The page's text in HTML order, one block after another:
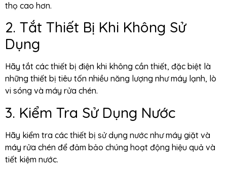
thọ cao hơn.
2. Tắt Thiết Bị Khi Không Sử
Dụng
Hãy tắt các thiết bị điện khi không cần thiết, đặc biệt là
những thiết bị tiêu tốn nhiều năng lượng như máy lạnh, lò
vi sóng và máy rửa chén.
3. Kiểm Tra Sử Dụng Nước
Hãy kiểm tra các thiết bị sử dụng nước như máy giặt và
máy rửa chén để đảm bảo chúng hoạt động hiệu quả và
tiết kiệm nước.